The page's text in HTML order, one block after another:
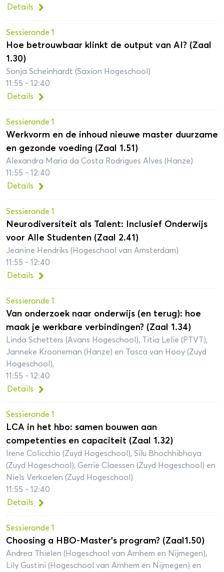
Details
Sessieronde 1
Hoe betrouwbaar klinkt de output van AI? (Zaal
1.30)
Sonja Scheinhardt (Saxion Hogeschool)
11:55 - 12:40
Details
Sessieronde 1
Werkvorm en de inhoud nieuwe master duurzame
en gezonde voeding (Zaal 1.51)
Alexandra Maria da Costa Rodrigues Alves (Hanze)
11:55 - 12:40
Details
Sessieronde 1
Neurodiversiteit als Talent: Inclusief Onderwijs
voor Alle Studenten (Zaal 2.41)
Jeanine Hendriks (Hogeschool van Amsterdam)
11:55 - 12:40
Details
Sessieronde 1
Van onderzoek naar onderwijs (en terug): hoe
maak je werkbare verbindingen? (Zaal 1.34)
Linda Schetters (Avans Hogeschool), Titia Lelie (PTVT),
Janneke Krooneman (Hanze) en Tosca van Hooy (Zuyd
Hogeschool),
11:55 - 12:40
Details
Sessieronde 1
LCA in het hbo: samen bouwen aan
competenties en capaciteit (Zaal 1.32)
Irene Colicchio (Zuyd Hogeschool), Silu Bhochhibhoya
(Zuyd Hogeschool), Gerrie Claessen (Zuyd Hogeschool) en
Niels Verkoelen (Zuyd Hogeschool)
11:55 - 12:40
Details
Sessieronde 1
Choosing a HBO-Master’s program? (Zaal1.50)
Andrea Thielen (Hogeschool van Arnhem en Nijmegen),
Lily Gustini (Hogeschool van Arnhem en Nijmegen) en